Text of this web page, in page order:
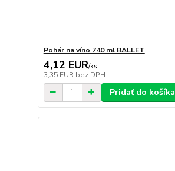
Pohár na víno 740 ml BALLET
4,12 EUR/ks
3,35 EUR bez DPH
Pridať do košíka